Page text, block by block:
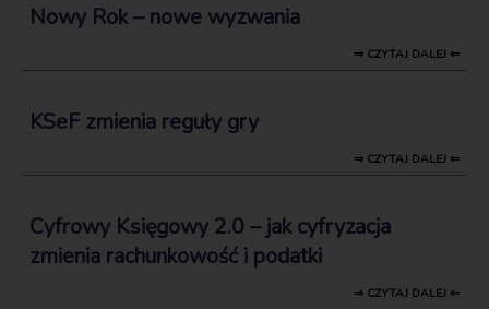
Nowy Rok – nowe wyzwania
⇒ CZYTAJ DALEJ ⇐
KSeF zmienia reguły gry
⇒ CZYTAJ DALEJ ⇐
Cyfrowy Księgowy 2.0 – jak cyfryzacja
zmienia rachunkowość i podatki
⇒ CZYTAJ DALEJ ⇐